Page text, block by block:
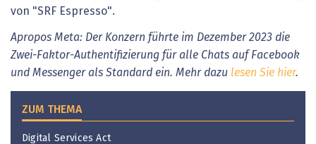
von "SRF Espresso".
Apropos Meta: Der Konzern führte im Dezember 2023 die
Zwei-Faktor-Authentifizierung für alle Chats auf Facebook
und Messenger als Standard ein. Mehr dazu lesen Sie hier.
ZUM THEMA
Digital Services Act